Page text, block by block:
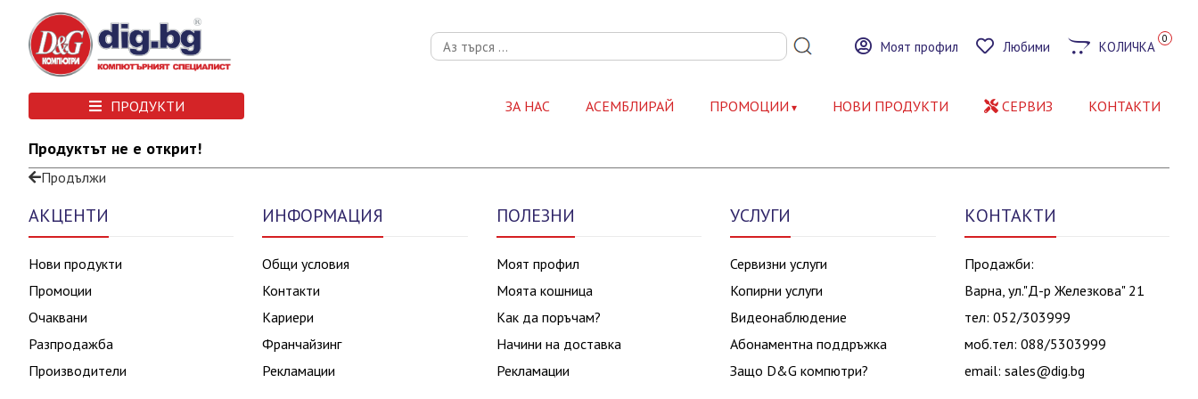
Моят профил Любими КОЛИЧКА 0
ПРОДУКТИ ЗА НАС АСЕМБЛИРАЙ ПРОМОЦИИ НОВИ ПРОДУКТИ СЕРВИЗ КОНТАКТИ
Продуктът не е открит!
Продължи
АКЦЕНТИ
Нови продукти
Промоции
Очаквани
Разпродажба
Производители
ИНФОРМАЦИЯ
Общи условия
Контакти
Кариери
Франчайзинг
Рекламации
ПОЛЕЗНИ
Моят профил
Моята кошница
Как да поръчам?
Начини на доставка
Рекламации
УСЛУГИ
Сервизни услуги
Копирни услуги
Видеонаблюдение
Абонаментна поддръжка
Защо D&G компютри?
КОНТАКТИ
Продажби:
Варна, ул."Д-р Железкова" 21
тел: 052/303999
моб.тел: 088/5303999
email: sales@dig.bg